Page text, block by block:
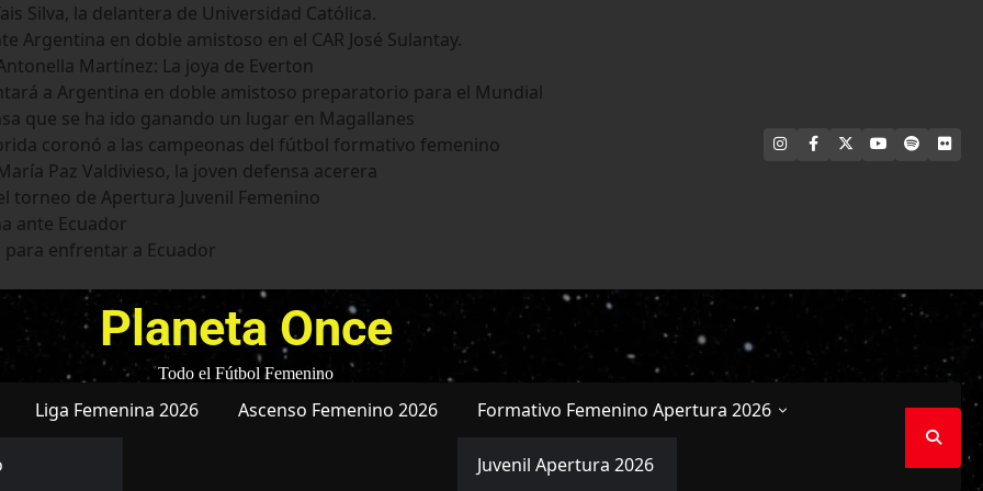
Silva, la delantera de Universidad Católica.
Argentina en doble amistoso en el CAR José Sulantay.
Martínez: La joya de Everton
a Argentina en doble amistoso preparatorio para el Mundial
que se ha ido ganando un lugar en Magallanes
coronó a las campeonas del fútbol formativo femenino
Paz Valdivieso, la joven defensa acerera
torneo de Apertura Juvenil Femenino
ante Ecuador
para enfrentar a Ecuador
INSTAGRAM
FACEBOOK YOUTUBE
SPOTIFY
Planeta Once
Todo el Fútbol Femenino
Liga Femenina 2026 Ascenso Femenino 2026 Formativo Femenino Apertura 2026
Juvenil Apertura 2026